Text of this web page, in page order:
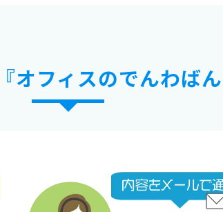
オフィスのでんわば